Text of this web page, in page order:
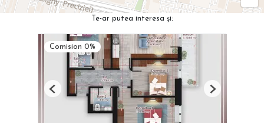
Te-ar putea interesa și:
Comision 0%
Previous Next